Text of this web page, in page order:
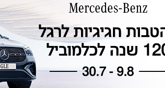
מגזין מרצדס-בנץ
ספרי רכב מרצדס-בנץ
נתוני זיהום אוויר וצריכת דלק וחשמל
נתוני תווית צמיגים
מחירון חלפים